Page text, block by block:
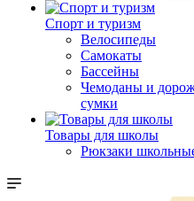
Спорт и туризм
Велосипеды
Самокаты
Бассейны
Чемоданы и
сумки
Товары для школы
Рюкзаки